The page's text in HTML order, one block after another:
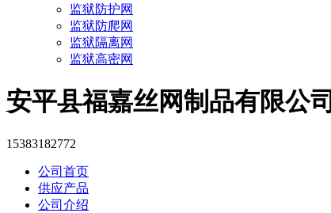
监狱防护网
监狱防爬网
监狱隔离网
监狱高密网
安平县福嘉丝网制品有限公司
15383182772
公司首页
供应产品
公司介绍